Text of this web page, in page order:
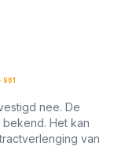
961
nee. De
Het kan
van